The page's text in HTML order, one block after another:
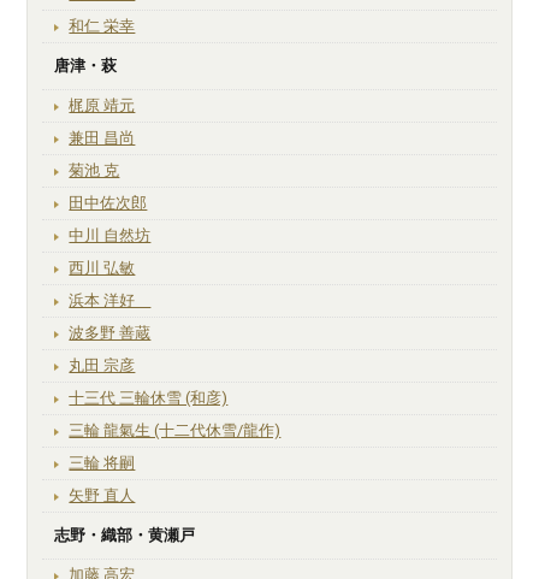
和仁 栄幸
唐津・萩
梶原 靖元
兼田 昌尚
菊池 克
田中佐次郎
中川 自然坊
西川 弘敏
浜本 洋好
波多野 善蔵
丸田 宗彦
十三代 三輪休雪 (和彦)
三輪 龍氣生 (十二代休雪/龍作)
三輪 将嗣
矢野 直人
志野・織部・黄瀬戸
加藤 高宏